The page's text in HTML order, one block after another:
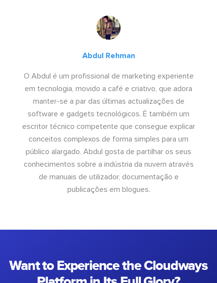
Abdul Rehman
O Abdul é um profissional de marketing experiente
em tecnologia, movido a café e criativo, que adora
manter-se a par das últimas actualizações de
software e gadgets tecnológicos. É também um
escritor técnico competente que consegue explicar
conceitos complexos de forma simples para um
público alargado. Abdul gosta de partilhar os seus
conhecimentos sobre a indústria da nuvem através
de manuais de utilizador, documentação e
publicações em blogues.
Want to Experience the Cloudways